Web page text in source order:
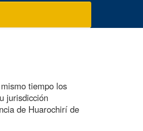
tiempo los
jurisdicción
de Huarochirí de